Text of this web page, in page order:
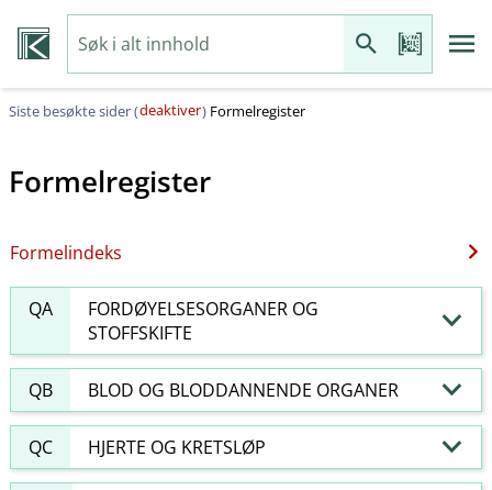
Siste besøkte sider (deaktiver) Formelregister
Formelregister
Formelindeks
QA
FORDØYELSESORGANER OG
STOFFSKIFTE
QB BLOD OG BLODDANNENDE ORGANER
QC HJERTE OG KRETSLØP